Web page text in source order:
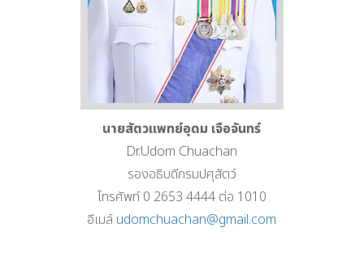
นายสัตวแพทย์อุดม เจือจันทร์
Dr.Udom Chuachan
รองอธิบดีกรมปศุสัตว์
โทรศัพท์ 0 2653 4444 ต่อ 1010
อีเมล์ udomchuachan@gmail.com